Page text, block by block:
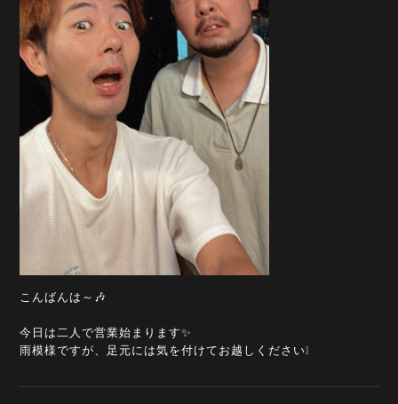
こんばんは～🎶
今日は二人で営業始まります✨
雨模様ですが、足元には気を付けてお越しください❕